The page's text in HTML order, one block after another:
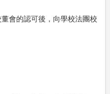
會的認可後，向學校法團校